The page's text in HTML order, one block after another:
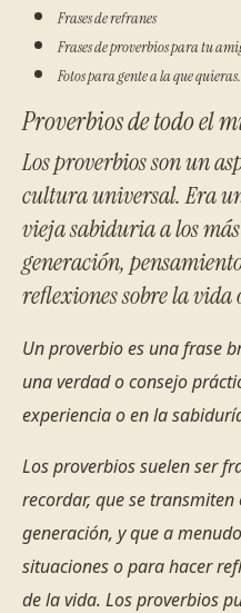
Frases de refranes
Frases de proverbios para tu
Fotos para gente a la que quieras.
Proverbios de todo el
Los proverbios son un
cultura universal. Era
vieja sabiduria a los
generación,
reflexiones sobre la vida
Un proverbio es una frase
una verdad o consejo
experiencia o en la
Los proverbios suelen ser
recordar, que se
generación, y que a
situaciones o para hacer
de la vida. Los proverbios